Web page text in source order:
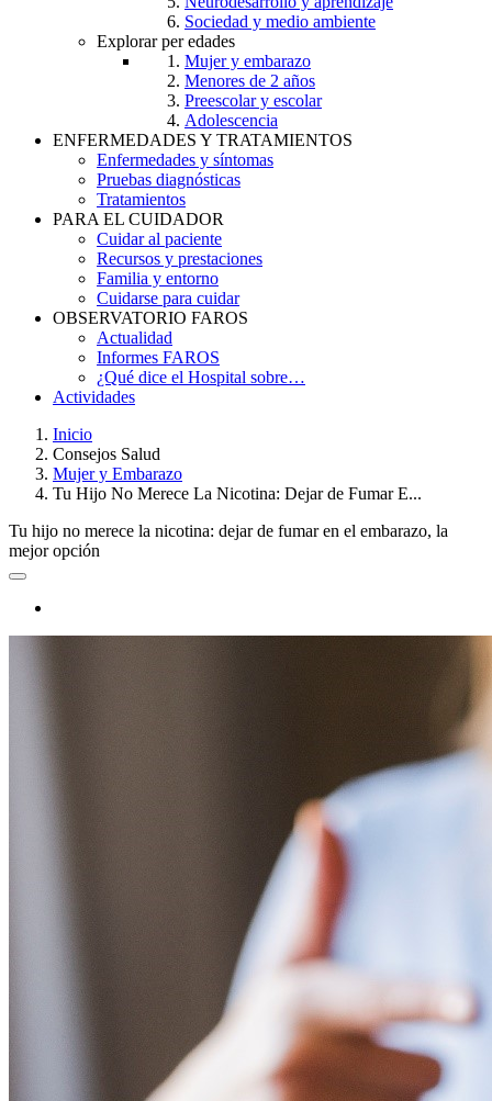
Sociedad y medio ambiente
Explorar per edades
Mujer y embarazo
Menores de 2 años
Preescolar y escolar
Adolescencia
ENFERMEDADES Y TRATAMIENTOS
Enfermedades y síntomas
Pruebas diagnósticas
Tratamientos
PARA EL CUIDADOR
Cuidar al paciente
Recursos y prestaciones
Familia y entorno
Cuidarse para cuidar
OBSERVATORIO FAROS
Actualidad
Informes FAROS
¿Qué dice el Hospital sobre…
Actividades
Breadcrumb
Inicio
Consejos Salud
Mujer y Embarazo
Tu Hijo No Merece La Nicotina: Dejar de Fumar E...
Tu hijo no merece la nicotina: dejar de fumar en el embarazo, la
mejor opción